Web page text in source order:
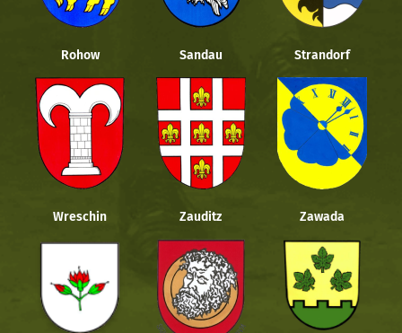
Rohow Sandau Strandorf
Wreschin Zauditz Zawada